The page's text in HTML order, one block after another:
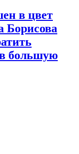
в цвет
Борисова
большую